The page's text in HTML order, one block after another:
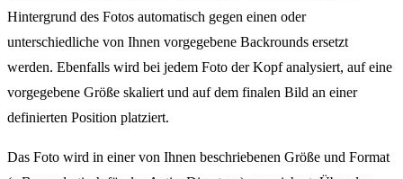
Hintergrund des Fotos automatisch gegen einen oder
unterschiedliche von Ihnen vorgegebene Backrounds ersetzt
werden. Ebenfalls wird bei jedem Foto der Kopf analysiert, auf eine
vorgegebene Größe skaliert und auf dem finalen Bild an einer
definierten Position platziert.
Das Foto wird in einer von Ihnen beschriebenen Größe und Format